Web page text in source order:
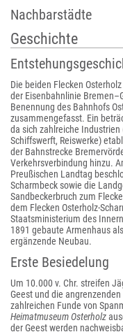
Nachbarstädte
Geschichte
Die beiden Flecken
der Eisenbahnlinie
Benennung des Bahnhofs
zusammengefasst. Ein
da sich zahlreiche
Schiffswerft, Reiswerke)
der Bahnstrecke
Verkehrsverbindung hinzu.
Preußischen Landtag
Scharmbeck sowie die
Sandbeckerbruch zum
dem Flecken Osterholz-
Staatsministerium des
1891 gebaute Armenhaus
ergänzende Neubau.
Erste Besiedelung
Um 10.000 v. Chr. streifen
Geest und die
zahlreichen Funde von
Heimatmuseum Osterholz
der Geest werden